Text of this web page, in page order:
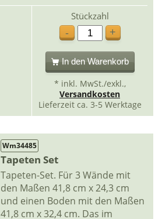
Stückzahl
-
+
In den Warenkorb
* inkl. MwSt./exkl.,
Versandkosten
Lieferzeit ca. 3-5 Werktage
Wm34485
Tapeten Set
Tapeten-Set. Für 3 Wände mit
den Maßen 41,8 cm x 24,3 cm
und einen Boden mit den Maßen
41,8 cm x 32,4 cm. Das im